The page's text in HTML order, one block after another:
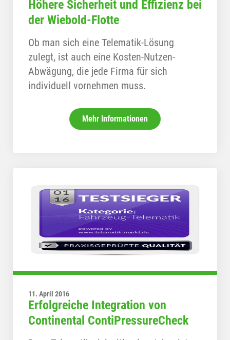
Höhere Sicherheit und Effizienz bei
der Wiebold-Flotte
Ob man sich eine Telematik-Lösung
zulegt, ist auch eine Kosten-Nutzen-
Abwägung, die jede Firma für sich
individuell vornehmen muss.
Mehr Informationen
11. April 2016
Erfolgreiche Integration von
Continental ContiPressureCheck